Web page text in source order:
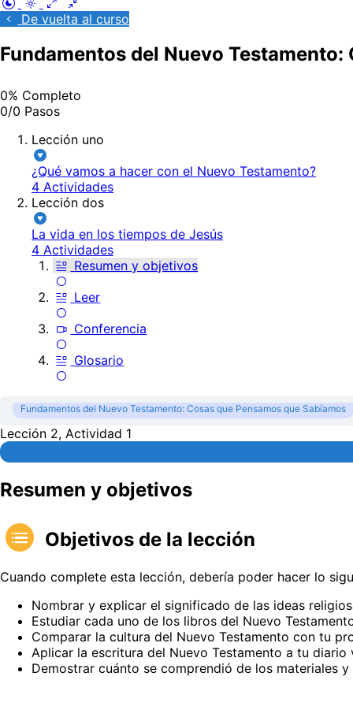
De vuelta al curso
Fundamentos del Nuevo
0% Completo
0/0 Pasos
Lección uno
¿Qué vamos a hacer con el Nuevo Testamento?
4 Actividades
Lección dos
La vida en los tiempos de Jesús
4 Actividades
Resumen y objetivos
Leer
Conferencia
Glosario
Fundamentos del Nuevo Testamento: Cosas que Pensamos que Sabíamos
Lección 2, Actividad 1
Resumen y objetivos
Objetivos de la lección
Cuando complete esta lección, debería poder hacer lo
Nombrar y explicar el significado de las ideas
Estudiar cada uno de los libros del Nuevo
Comparar la cultura del Nuevo Testamento con tu
Aplicar la escritura del Nuevo Testamento a tu
Demostrar cuánto se comprendió de los materiales